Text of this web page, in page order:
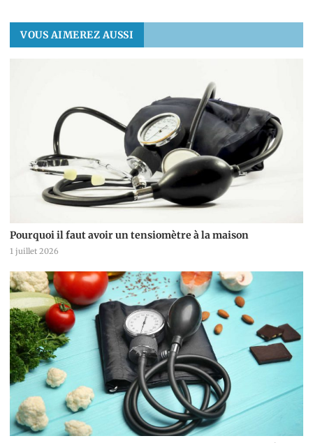
VOUS AIMEREZ AUSSI
Pourquoi il faut avoir un tensiomètre à la maison
1 juillet 2026